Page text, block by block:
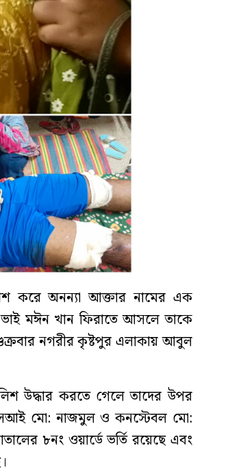
করে অনন্যা আক্তার নামের এক
ভাই মঈন খান ফিরাতে আসলে তাকে
নগরীর কৃষ্টপুর এলাকায় আবুল
উদ্ধার করতে গেলে তাদের উপর
মো: নাজমুল ও কনস্টেবল মো:
৮নং ওয়ার্ডে ভর্তি রয়েছে এবং